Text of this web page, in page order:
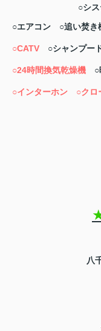
○シ
○エアコン ○追い焚き
○CATV ○シャンプー
○24時間換気乾燥機 ○
○インターホン ○クロ
八